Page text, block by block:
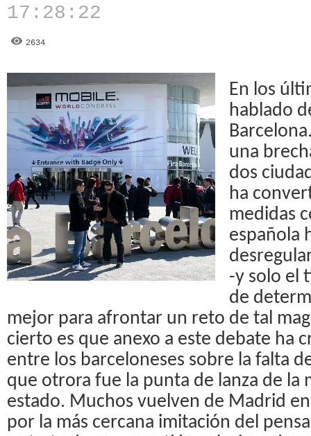
17:28:22
2634
En los
hablado
una
dos
ha
medidas
española
-y solo el
de
mejor para afrontar un reto de tal
cierto es que anexo a este debate ha
entre los barceloneses sobre la falta
que otrora fue la punta de lanza de la
estado. Muchos vuelven de Madrid
por la más cercana imitación del